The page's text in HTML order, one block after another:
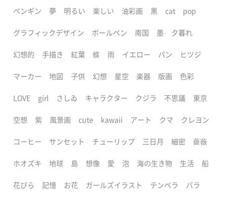
ペンギン 夢 明るい 楽しい 油彩画 黒 cat pop
グラフィックデザイン ボールペン 南国 墨 夕暮れ
幻想的 手描き 紅葉 蝶 雨 イエロー パン ヒツジ
マーカー 地図 子供 幻想 星空 楽器 版画 色彩
LOVE girl さしゐ キャラクター クジラ 不思議 東京
空想 紫 風景画 cute kawaii アート クマ クレヨン
コーヒー サンセット チューリップ 三日月 細密 薔薇
ホオズキ 地球 島 想像 愛 泡 海の生き物 生活 船
花びら 記憶 お花 ガールズイラスト テンペラ バラ